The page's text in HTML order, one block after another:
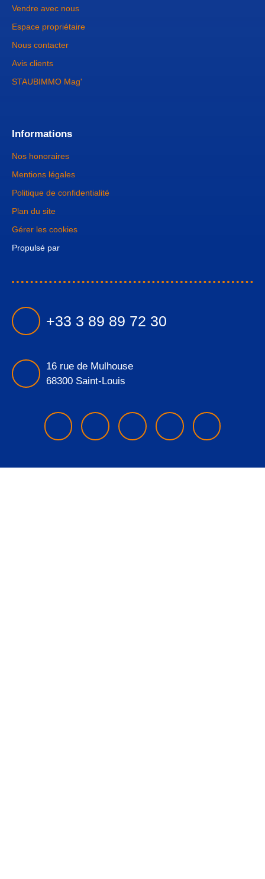
Vendre avec nous
Espace propriétaire
Nous contacter
Avis clients
STAUBIMMO Mag'
Informations
Nos honoraires
Mentions légales
Politique de confidentialité
Plan du site
Gérer les cookies
Propulsé par
+33 3 89 89 72 30
16 rue de Mulhouse
68300 Saint-Louis